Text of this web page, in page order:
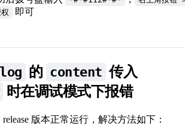
即可
的 content 传入
时在调试模式下报错
版本正常运行，解决方法如下：